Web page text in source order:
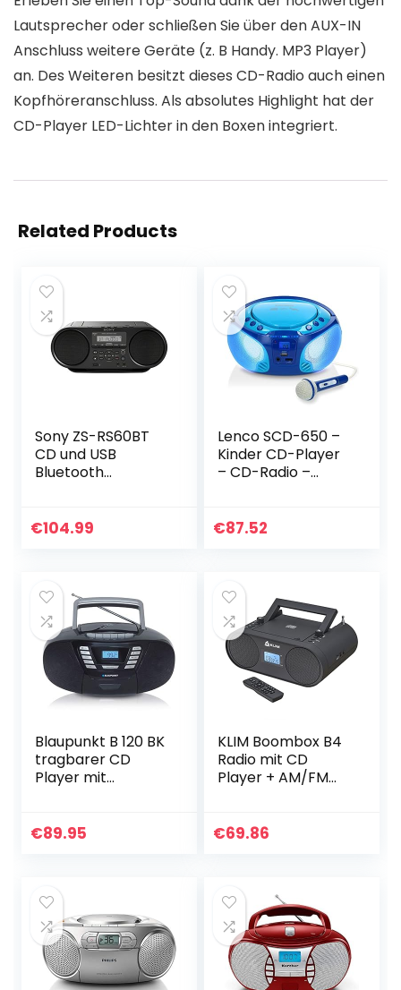
Lautsprecher oder schließen Sie über den AUX-IN
Anschluss weitere Geräte (z. B Handy. MP3 Player)
an. Des Weiteren besitzt dieses CD-Radio auch einen
Kopfhöreranschluss. Als absolutes Highlight hat der
CD-Player LED-Lichter in den Boxen integriert.
Related Products
Sony ZS-RS60BT
CD und USB
Bluetooth
Bass, UKW Radio)
€104.99
Lenco SCD-650 –
Kinder CD-Player
– CD-Radio –
Boombox –
€87.52
Blaupunkt B 120 BK
tragbarer CD
Player mit
| Hörbuch Funktion
€89.95
KLIM Boombox B4
Radio mit CD
Player + AM/FM
USB, CD + CD
€69.86